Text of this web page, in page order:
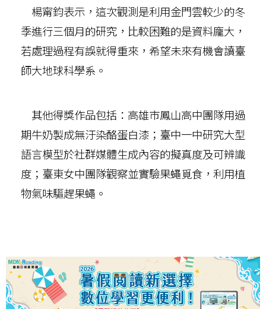
楊甯鈞表示，這次觀測是利用金門雲較少的冬
季進行三個月的研究，比較困難的是資料龐大，
若處理過程有誤就得重來，希望未來有機會讀臺
師大地球科學系。
其他得獎作品包括：高雄市鳳山高中團隊用過
期牛奶製成無汙染酪蛋白漆；臺中一中研究大型
語言模型於社群媒體生成內容的擬真度及可辨識
度；臺東女中團隊觀察並實驗果蠅覓食，利用植
物氣味驅趕果蠅。